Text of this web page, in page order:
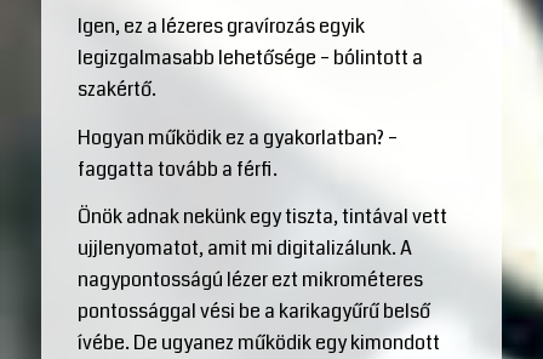
Igen, ez a lézeres gravírozás egyik
legizgalmasabb lehetősége – bólintott a
szakértő.
Hogyan működik ez a gyakorlatban? –
faggatta tovább a férfi.
Önök adnak nekünk egy tiszta, tintával vett
ujjlenyomatot, amit mi digitalizálunk. A
nagypontosságú lézer ezt mikrométeres
pontossággal vési be a karikagyűrű belső
ívébe. De ugyanez működik egy kimondott